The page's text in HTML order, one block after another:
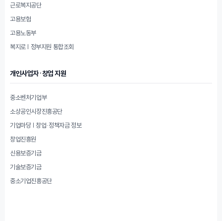
근로복지공단
고용보험
고용노동부
복지로 | 정부지원 통합조회
개인사업자·창업 지원
중소벤처기업부
소상공인시장진흥공단
기업마당 | 창업·정책자금 정보
창업진흥원
신용보증기금
기술보증기금
중소기업진흥공단